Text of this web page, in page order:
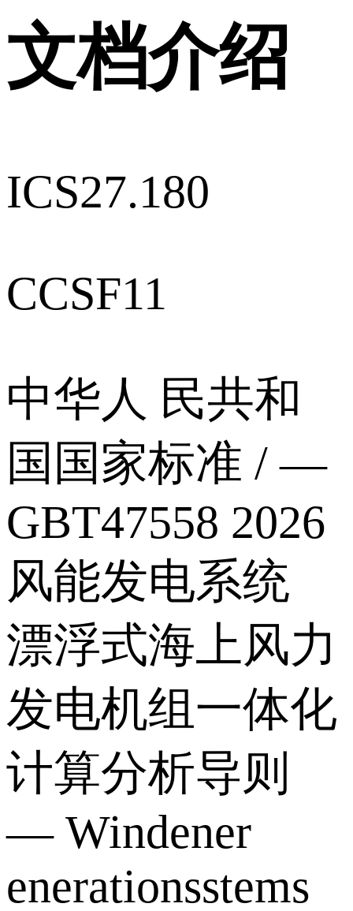
文档介绍
ICS27.180
CCSF11
中华人 民共和
国国家标准 / —
GBT47558 2026
风能发电系统
漂浮式海上风力
发电机组一体化
计算分析导则
— Windener
enerationsstems